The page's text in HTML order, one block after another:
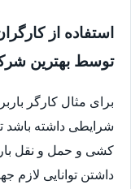
استفاده از
توسط بهترین
برای مثال کارگر
شرایطی داشته باشد
کشی و حمل و نقل
داشتن توانایی لازم